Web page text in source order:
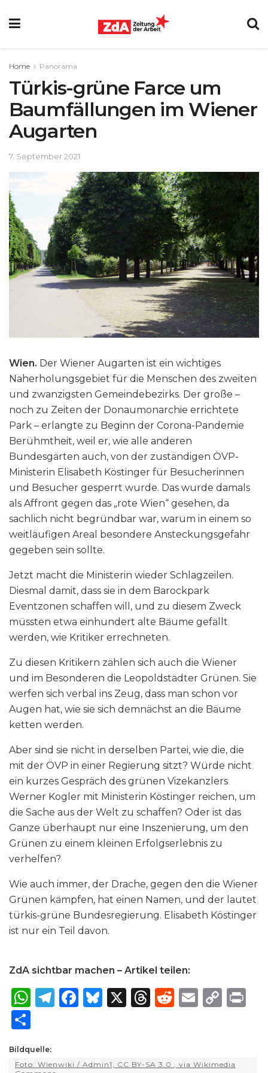
Home Panorama
Türkis-grüne Farce um
Baumfällungen im Wiener
Augarten
7. September 2021
Wien. Der Wiener Augarten ist ein wichtiges
Naherholungsgebiet für die Menschen des zweiten
und zwanzigsten Gemeindebezirks. Der große –
noch zu Zeiten der Donaumonarchie errichtete
Park – erlangte zu Beginn der Corona-Pandemie
Berühmtheit, weil er, wie alle anderen
Bundesgärten auch, von der zuständigen ÖVP-
Ministerin Elisabeth Köstinger für Besucherinnen
und Besucher gesperrt wurde. Das wurde damals
als Affront gegen das „rote Wien“ gesehen, da
sachlich nicht begründbar war, warum in einem so
weitläufigen Areal besondere Ansteckungsgefahr
gegeben sein sollte.
Jetzt macht die Ministerin wieder Schlagzeilen.
Diesmal damit, dass sie in dem Barockpark
Eventzonen schaffen will, und zu diesem Zweck
müssten etwa einhundert alte Bäume gefällt
werden, wie Kritiker errechneten.
Zu diesen Kritikern zählen sich auch die Wiener
und im Besonderen die Leopoldstädter Grünen. Sie
werfen sich verbal ins Zeug, dass man schon vor
Augen hat, wie sie sich demnächst an die Bäume
ketten werden.
Aber sind sie nicht in derselben Partei, wie die, die
mit der ÖVP in einer Regierung sitzt? Würde nicht
ein kurzes Gespräch des grünen Vizekanzlers
Werner Kogler mit Ministerin Köstinger reichen, um
die Sache aus der Welt zu schaffen? Oder ist das
Ganze überhaupt nur eine Inszenierung, um den
Grünen zu einem kleinen Erfolgserlebnis zu
verhelfen?
Wie auch immer, der Drache, gegen den die Wiener
Grünen kämpfen, hat einen Namen, und der lautet
türkis-grüne Bundesregierung. Elisabeth Köstinger
ist nur ein Teil davon.
ZdA sichtbar machen – Artikel teilen:
W
ts
T
F
e
B X
T
R
E
C
ar
Bildquelle:
Foto: Wienwiki / Admin1, CC BY-SA 3.0 , via Wikimedia